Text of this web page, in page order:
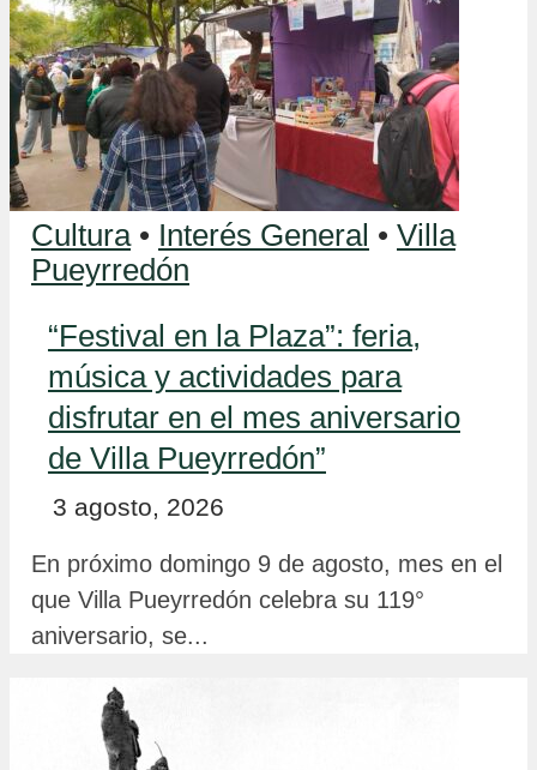
Cultura • Interés General • Villa
Pueyrredón
“Festival en la Plaza”: feria,
música y actividades para
disfrutar en el mes aniversario
de Villa Pueyrredón”
3 agosto, 2026
En próximo domingo 9 de agosto, mes en el
que Villa Pueyrredón celebra su 119°
aniversario, se...